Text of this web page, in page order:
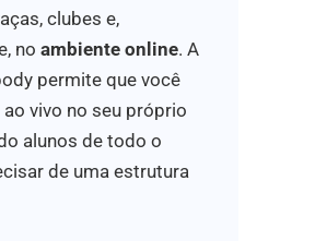
clubes e,
no ambiente online. A
permite que você
vivo no seu próprio
alunos de todo o
de uma estrutura